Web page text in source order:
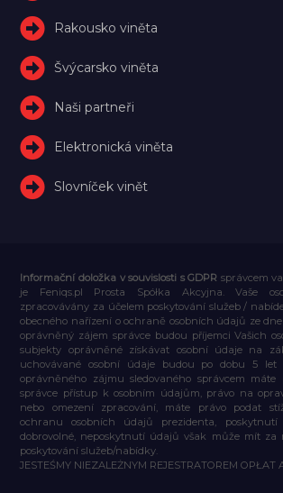
Rakousko viněta
Švýcarsko viněta
Naši partneři
Elektronická viněta
Slovníček vinět
Informační doložka v souvislosti s GDPR správcem
je Feniqs.pl Prosta Spółka Akcyjna. Vaše
zpracovávány za účelem poskytování služeb /
obecného nařízení o ochraně osobních údajů ze
oprávněný zájem správce budou příjemci Vašich
subjekty oprávněné získávat osobní údaje na
uchovávané osobní údaje budou po dobu 5
oprávněného zájmu sledovaného správcem máte
správce přístup k osobním údajům, právo na
nebo omezení zpracování, máte právo podat
ochranu osobních údajů prezidenta,
dobrovolné, neposkytnutí údajů však může mít za
poskytování služeb/nabídky.
JESTEŚMY NIEZALEŻNYM REJESTRATOREM OPŁAT